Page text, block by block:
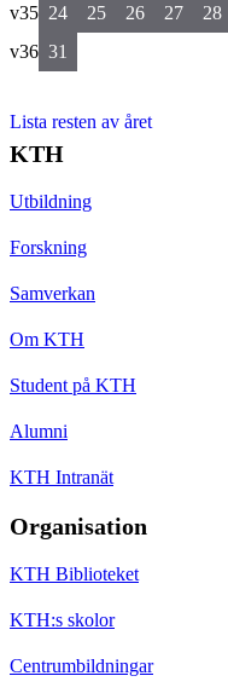
v35 24 25 26 27 28
v36 31
Lista resten av året
KTH
Utbildning
Forskning
Samverkan
Om KTH
Student på KTH
Alumni
KTH Intranät
Organisation
KTH Biblioteket
KTH:s skolor
Centrumbildningar